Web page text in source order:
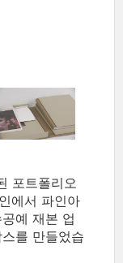
포트폴리오
에서 파인아
예 재본 업
를 만들었습